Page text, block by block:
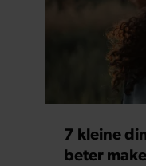
7 kleine
beter